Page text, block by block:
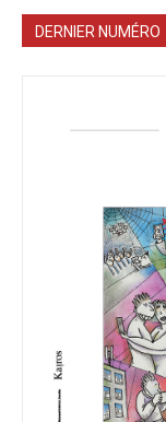
DERNIER NUMÉRO